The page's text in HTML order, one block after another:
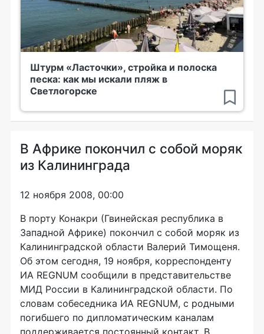
Штурм «Ласточки», стройка и полоска
песка: как мы искали пляж в
Светлогорске
В Африке покончил с собой моряк
из Калининграда
12 ноября 2008, 00:00
В порту Конакри (Гвинейская республика в
Западной Африке) покончил с собой моряк из
Калининградской области Валерий Тимощеня.
Об этом сегодня, 19 ноября, корреспонденту
ИА REGNUM сообщили в представительстве
МИД России в Калининградской области. По
словам собеседника ИА REGNUM, с родными
погибшего по дипломатическим каналам
поддерживается постоянный контакт. В